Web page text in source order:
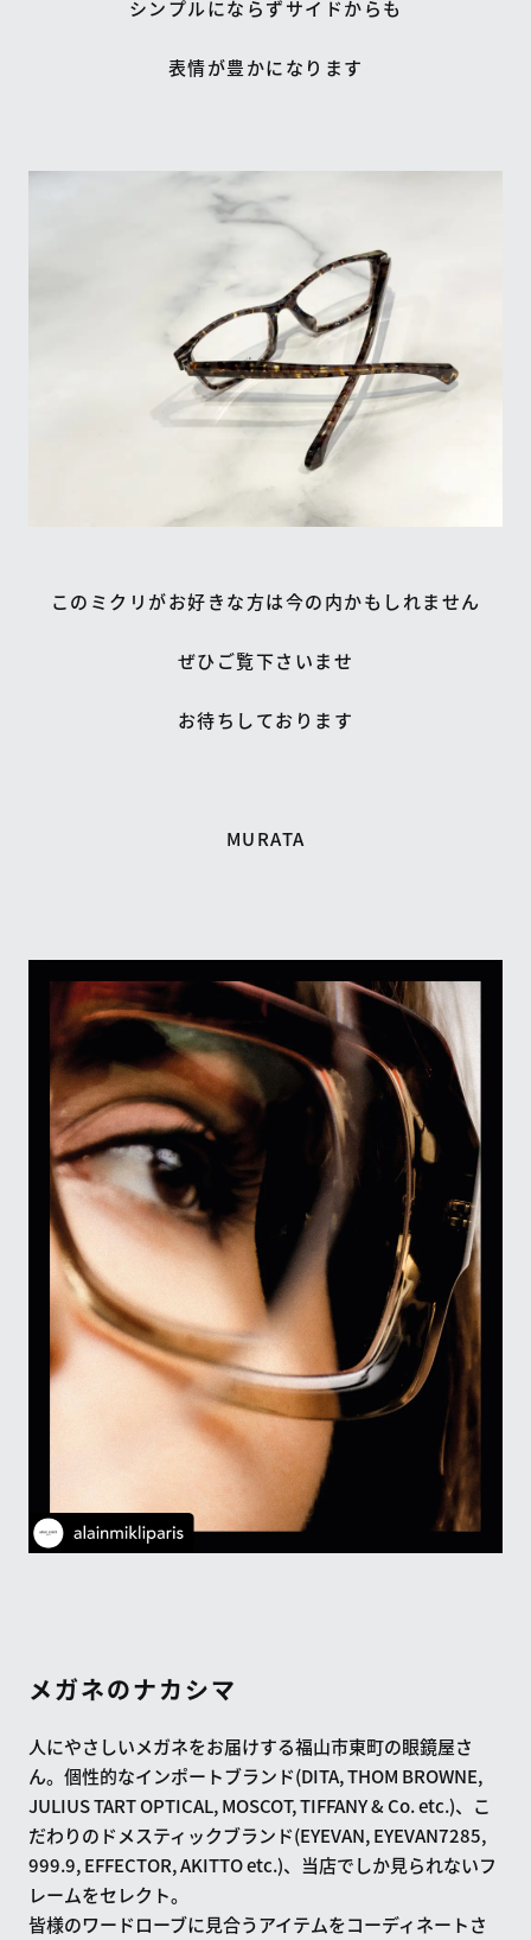
シンプルにならずサイドからも
表情が豊かになります
このミクリがお好きな方は今の内かもしれません
ぜひご覧下さいませ
お待ちしております
MURATA
メガネのナカシマ
人にやさしいメガネをお届けする福山市東町の眼鏡屋さ
ん。個性的なインポートブランド(DITA, THOM BROWNE,
JULIUS TART OPTICAL, MOSCOT, TIFFANY & Co. etc.)、こ
だわりのドメスティックブランド(EYEVAN, EYEVAN7285,
999.9, EFFECTOR, AKITTO etc.)、当店でしか見られないフ
レームをセレクト。
皆様のワードローブに見合うアイテムをコーディネートさ